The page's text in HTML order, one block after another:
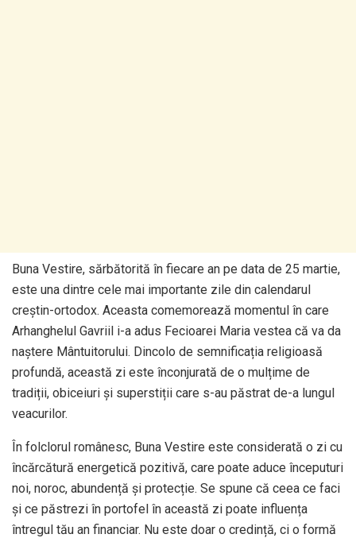
Buna Vestire, sărbătorită în fiecare an pe data de 25 martie,
este una dintre cele mai importante zile din calendarul
creștin-ortodox. Aceasta comemorează momentul în care
Arhanghelul Gavriil i-a adus Fecioarei Maria vestea că va da
naștere Mântuitorului. Dincolo de semnificația religioasă
profundă, această zi este înconjurată de o mulțime de
tradiții, obiceiuri și superstiții care s-au păstrat de-a lungul
veacurilor.
În folclorul românesc, Buna Vestire este considerată o zi cu
încărcătură energetică pozitivă, care poate aduce începuturi
noi, noroc, abundență și protecție. Se spune că ceea ce faci
și ce păstrezi în portofel în această zi poate influența
întregul tău an financiar. Nu este doar o credință, ci o formă